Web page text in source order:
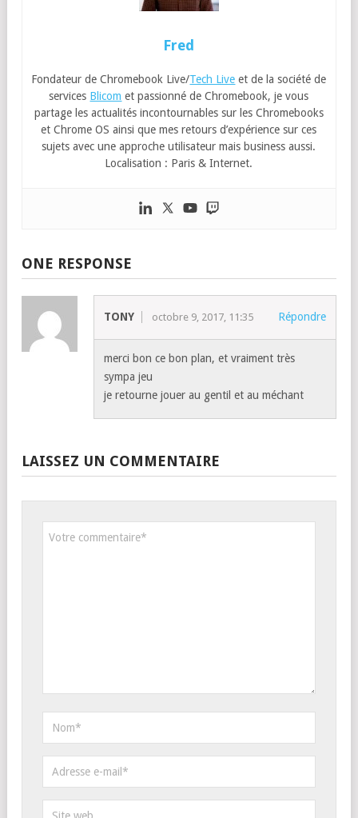
Fred
Fondateur de Chromebook Live/Tech Live et de la société de
services Blicom et passionné de Chromebook, je vous
partage les actualités incontournables sur les Chromebooks
et Chrome OS ainsi que mes retours d’expérience sur ces
sujets avec une approche utilisateur mais business aussi.
Localisation : Paris & Internet.
ONE RESPONSE
TONY octobre 9, 2017, 11:35 Répondre
merci bon ce bon plan, et vraiment très
sympa jeu
je retourne jouer au gentil et au méchant
LAISSEZ UN COMMENTAIRE